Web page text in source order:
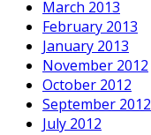
March 2013
February 2013
January 2013
November 2012
October 2012
September 2012
July 2012